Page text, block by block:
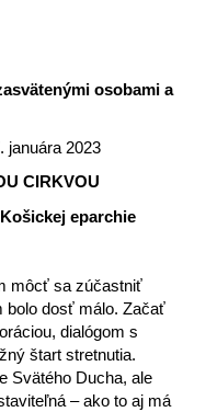
osobami a
januára 2023
CIRKVOU
eparchie
môcť sa zúčastniť
bolo dosť málo. Začať
dialógom s
štart stretnutia.
Svätého Ducha, ale
– ako to aj má